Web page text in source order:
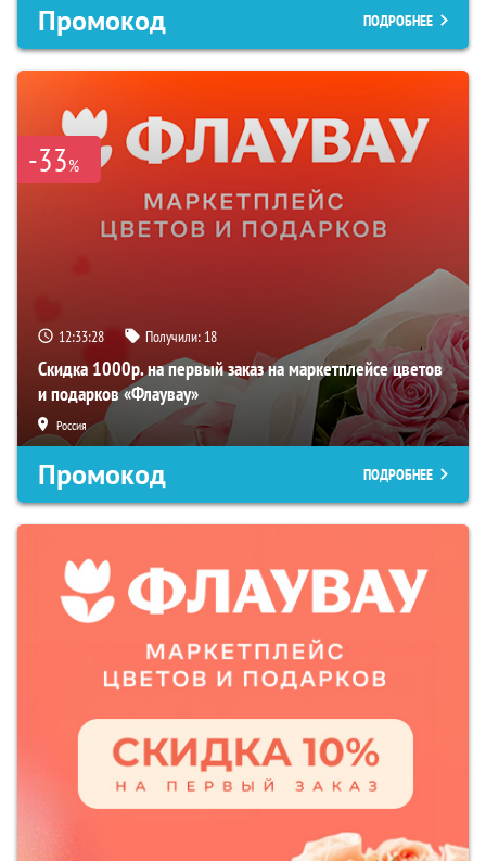
Промокод ПОДРОБНЕЕ
-33%
12:33:27 Получили: 18
Скидка 1000р. на первый заказ на маркетплейсе цветов
и подарков «Флаувау»
Россия
Промокод ПОДРОБНЕЕ